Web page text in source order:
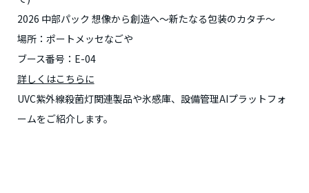
2026 中部パック 想像から創造へ～新たなる包装のカタチ～
場所：ポートメッセなごや
ブース番号：E-04
詳しくはこちらに
UVC紫外線殺菌灯関連製品や氷感庫、設備管理AIプラットフォ
ームをご紹介します。